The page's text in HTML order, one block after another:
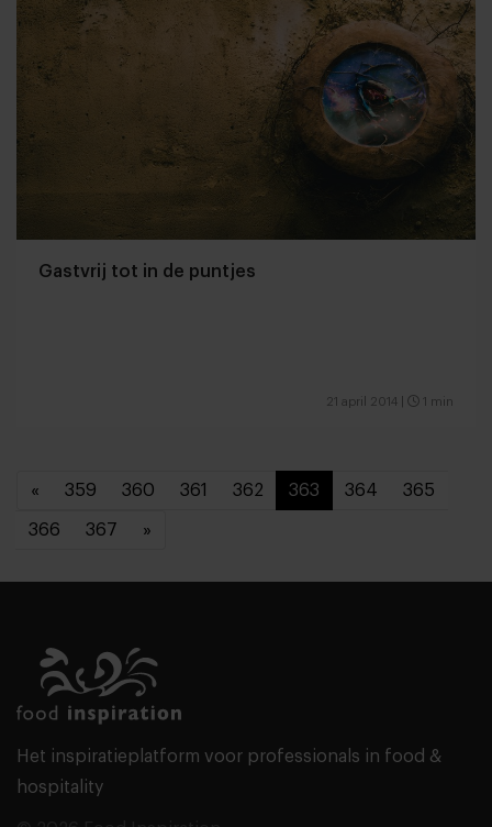
Gastvrij tot in de puntjes
21 april 2014 1 min
« 359 360 361 362 363 364 365
366 367 »
Het inspiratieplatform voor professionals in food &
hospitality